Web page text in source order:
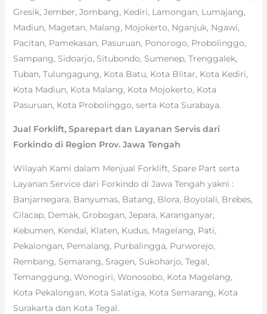
Gresik, Jember, Jombang, Kediri, Lamongan, Lumajang,
Madiun, Magetan, Malang, Mojokerto, Nganjuk, Ngawi,
Pacitan, Pamekasan, Pasuruan, Ponorogo, Probolinggo,
Sampang, Sidoarjo, Situbondo, Sumenep, Trenggalek,
Tuban, Tulungagung, Kota Batu, Kota Blitar, Kota Kediri,
Kota Madiun, Kota Malang, Kota Mojokerto, Kota
Pasuruan, Kota Probolinggo, serta Kota Surabaya.
Jual Forklift, Sparepart dan Layanan Servis dari
Forkindo di Region Prov. Jawa Tengah
Wilayah Kami dalam Menjual Forklift, Spare Part serta
Layanan Service dari Forkindo di Jawa Tengah yakni :
Banjarnegara, Banyumas, Batang, Blora, Boyolali, Brebes,
Cilacap, Demak, Grobogan, Jepara, Karanganyar,
Kebumen, Kendal, Klaten, Kudus, Magelang, Pati,
Pekalongan, Pemalang, Purbalingga, Purworejo,
Rembang, Semarang, Sragen, Sukoharjo, Tegal,
Temanggung, Wonogiri, Wonosobo, Kota Magelang,
Kota Pekalongan, Kota Salatiga, Kota Semarang, Kota
Surakarta dan Kota Tegal.